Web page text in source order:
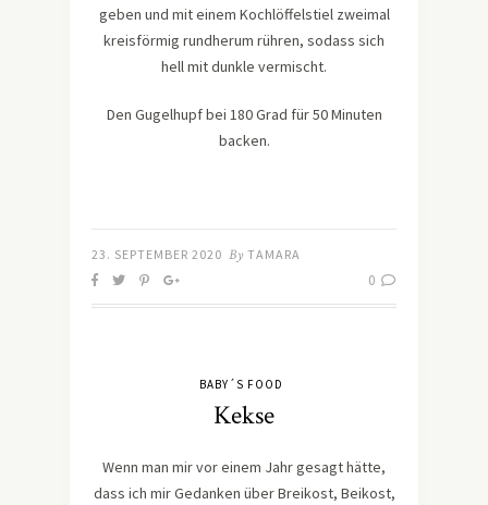
geben und mit einem Kochlöffelstiel zweimal
kreisförmig rundherum rühren, sodass sich
hell mit dunkle vermischt.
Den Gugelhupf bei 180 Grad für 50 Minuten
backen.
23. SEPTEMBER 2020 By TAMARA
0
BABY´S FOOD
Kekse
Wenn man mir vor einem Jahr gesagt hätte,
dass ich mir Gedanken über Breikost, Beikost,